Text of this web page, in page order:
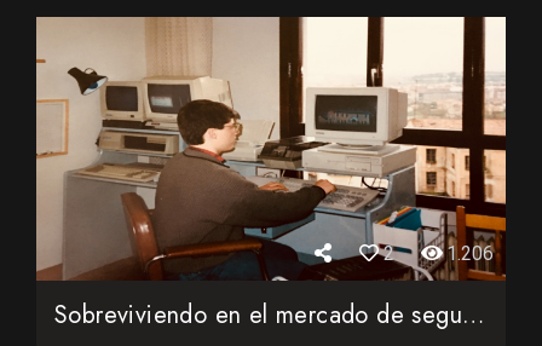
2 1.206
Sobreviviendo en el mercado de segunda mano en la informáti...